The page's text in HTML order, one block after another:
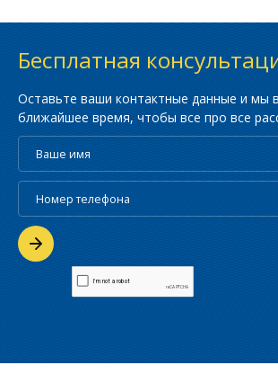
Бесплатная
Оставьте ваши контактные данные и мы
ближайшее время, чтобы все про все